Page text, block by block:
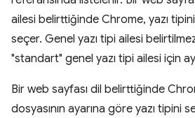
ailesi belirttiğinde Chrome, yazı
seçer. Genel yazı tipi ailesi
"standart" genel yazı tipi ailesi için
Bir web sayfası dil belirttiğinde
dosyasının ayarına göre yazı tipini